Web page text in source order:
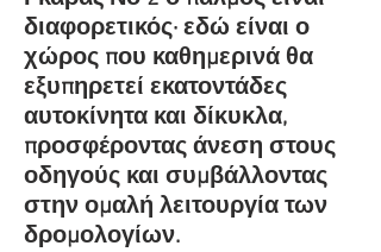
διαφορετικός· εδώ είναι ο
χώρος που καθημερινά θα
εξυπηρετεί εκατοντάδες
αυτοκίνητα και δίκυκλα,
προσφέροντας άνεση στους
οδηγούς και συμβάλλοντας
στην ομαλή λειτουργία των
δρομολογίων.